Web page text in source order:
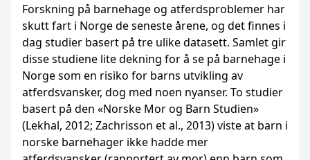
Forskning på barnehage og atferdsproblemer har
skutt fart i Norge de seneste årene, og det finnes i
dag studier basert på tre ulike datasett. Samlet gir
disse studiene lite dekning for å se på barnehage i
Norge som en risiko for barns utvikling av
atferdsvansker, dog med noen nyanser. To studier
basert på den «Norske Mor og Barn Studien»
(Lekhal, 2012; Zachrisson et al., 2013) viste at barn i
norske barnehager ikke hadde mer